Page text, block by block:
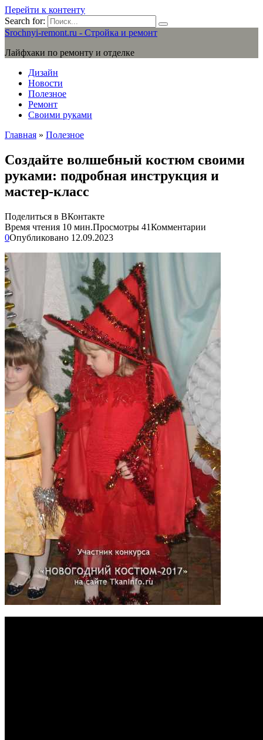
Перейти к контенту
Search for:
Srochnyi-remont.ru - Стройка и ремонт
Лайфхаки по ремонту и отделке
Дизайн
Новости
Полезное
Ремонт
Своими руками
Главная » Полезное
Создайте волшебный костюм своими
руками: подробная инструкция и
мастер-класс
Поделиться в ВКонтакте
Время чтения 10 мин.Просмотры 41Комментарии
0Опубликовано 12.09.2023